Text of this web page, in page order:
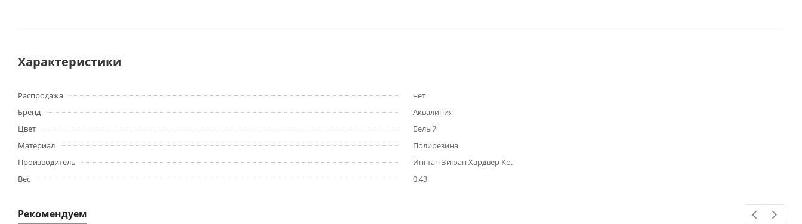
Характеристики
Распродажа
нет
Бренд
Аквалиния
Цвет
Белый
Материал
Полирезина
Производитель
Ингтан Зиюан Хардвер Ко.
Вес
0.43
Рекомендуем